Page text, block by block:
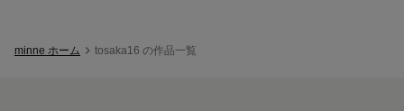
minne ホーム tosaka16 の作品一覧